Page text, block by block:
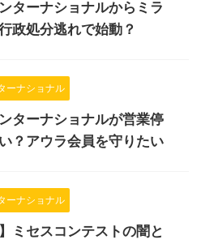
ターナショナルからミラ
政処分逃れで始動？
ーナショナル
ターナショナルが営業停
？アウラ会員を守りたい
ーナショナル
】ミセスコンテストの闇と